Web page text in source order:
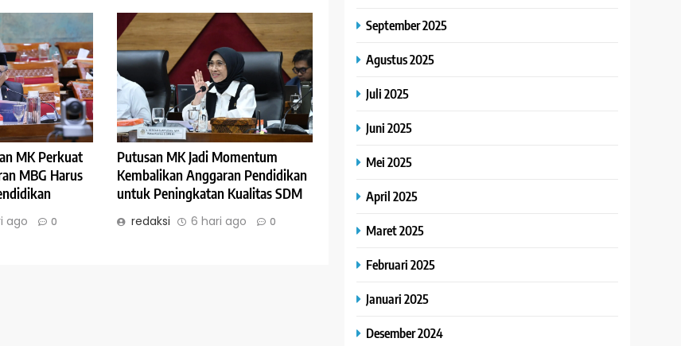
MK Perkuat
MBG Harus
ago 0
Putusan MK Jadi Momentum
Kembalikan Anggaran Pendidikan
untuk Peningkatan Kualitas SDM
redaksi 6 hari ago 0
September 2025
Agustus 2025
Juli 2025
Juni 2025
Mei 2025
April 2025
Maret 2025
Februari 2025
Januari 2025
Desember 2024